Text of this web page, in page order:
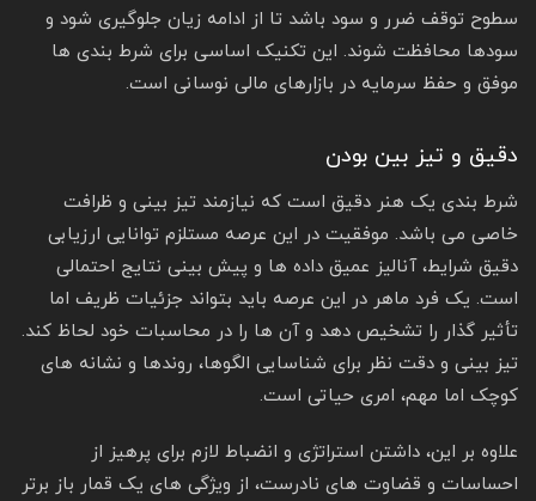
سطوح توقف ضرر و سود باشد تا از ادامه زیان جلوگیری شود و
سودها محافظت شوند. این تکنیک اساسی برای شرط بندی ها
موفق و حفظ سرمایه در بازارهای مالی نوسانی است.
دقیق و تیز بین بودن
شرط بندی یک هنر دقیق است که نیازمند تیز بینی و ظرافت
خاصی می‌ باشد. موفقیت در این عرصه مستلزم توانایی ارزیابی
دقیق شرایط، آنالیز عمیق داده‌ ها و پیش‌ بینی نتایج احتمالی
است. یک فرد ماهر در این عرصه باید بتواند جزئیات ظریف اما
تأثیر گذار را تشخیص دهد و آن ها را در محاسبات خود لحاظ کند.
تیز بینی و دقت نظر برای شناسایی الگوها، روندها و نشانه‌ های
کوچک اما مهم، امری حیاتی است.
علاوه بر این، داشتن استراتژی و انضباط لازم برای پرهیز از
احساسات و قضاوت‌ های نادرست، از ویژگی‌ های یک قمار باز برتر